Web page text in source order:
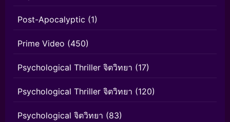
Post-Apocalyptic (1)
Prime Video (450)
Psychological Thriller จิตวิทยา (17)
Psychological Thriller จิตวิทยา (120)
Psychological จิตวิทยา (83)